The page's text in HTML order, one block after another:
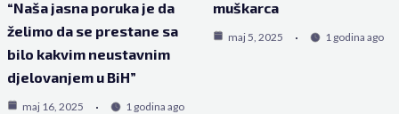
“Naša jasna poruka je da
želimo da se prestane sa
bilo kakvim neustavnim
djelovanjem u BiH”
maj 16, 2025 1 godina ago
muškarca
maj 5, 2025 1 godina ago